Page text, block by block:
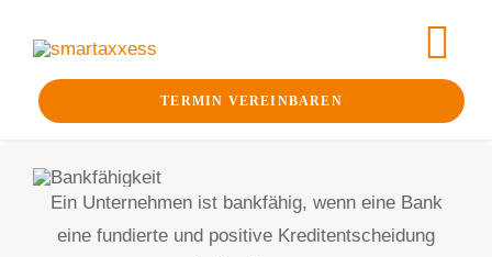
content
Klarheit
TERMIN VEREINBAREN
Ein Unternehmen ist bankfähig, wenn eine Bank
eine fundierte und positive Kreditentscheidung